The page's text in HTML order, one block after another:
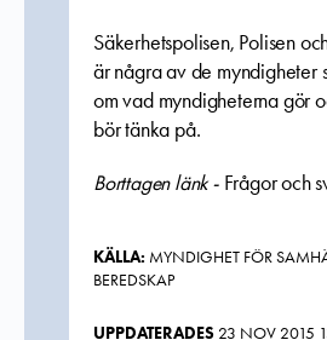
Säkerhetspolisen, Polisen
är några av de myndigheter
om vad myndigheterna gör
bör tänka på.
Borttagen länk - Frågor och
KÄLLA: MYNDIGHET FÖR
BEREDSKAP
UPPDATERADES 23 NOV 2015